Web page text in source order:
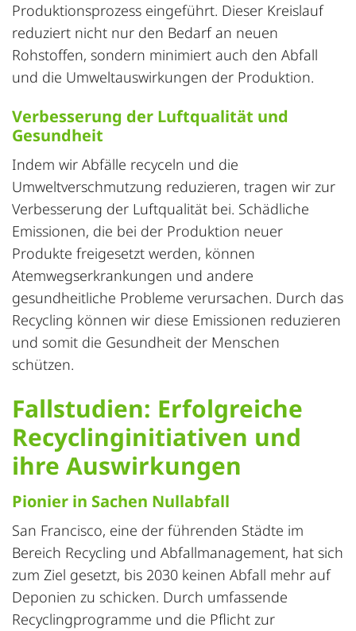
Produktionsprozess eingeführt. Dieser Kreislauf
reduziert nicht nur den Bedarf an neuen
Rohstoffen, sondern minimiert auch den Abfall
und die Umweltauswirkungen der Produktion.
Verbesserung der Luftqualität und
Gesundheit
Indem wir Abfälle recyceln und die
Umweltverschmutzung reduzieren, tragen wir zur
Verbesserung der Luftqualität bei. Schädliche
Emissionen, die bei der Produktion neuer
Produkte freigesetzt werden, können
Atemwegserkrankungen und andere
gesundheitliche Probleme verursachen. Durch das
Recycling können wir diese Emissionen reduzieren
und somit die Gesundheit der Menschen
schützen.
Fallstudien: Erfolgreiche
Recyclinginitiativen und
ihre Auswirkungen
Pionier in Sachen Nullabfall
San Francisco, eine der führenden Städte im
Bereich Recycling und Abfallmanagement, hat sich
zum Ziel gesetzt, bis 2030 keinen Abfall mehr auf
Deponien zu schicken. Durch umfassende
Recyclingprogramme und die Pflicht zur